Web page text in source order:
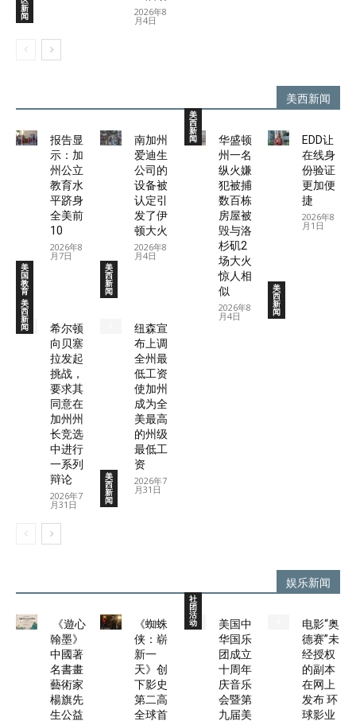
新
闻 2026年8
月4日
美西新闻
美
国
教
育
报告显
示：加
州公立
教育水
平跻身
全美前
10
2026年8
月7日
美
西
新
闻
南加州
爱迪生
公司的
设备被
认定引
发了伊
顿大火
2026年8
月4日
美
西
新
闻
华盛顿
州一名
纵火嫌
犯被捕
数百栋
房屋被
毁与洛
杉矶2
场大火
惊人相
似
2026年8
月4日
美
西
新
闻
EDD让
在线身
份验证
更加便
捷
2026年8
月1日
美
西
新
闻
希尔顿
向贝塞
拉发起
挑战，
要求其
同意在
加州州
长竞选
中进行
一系列
辩论
2026年7
月31日
美
西
新
闻
纽森宣
布上调
全州最
低工资
使加州
成为全
美最高
的州级
最低工
资
2026年7
月31日
娱乐新闻
《遊心
翰墨》
中國著
名書畫
藝術家
楊旗先
生公益
《蜘蛛
侠：崭
新一
天》创
下影史
第二高
全球首
社
团
活
动
美国中
华国乐
团成立
十周年
庆音乐
会暨第
九届美
电影“奥
德赛”未
经授权
的副本
在网上
发布 环
球影业